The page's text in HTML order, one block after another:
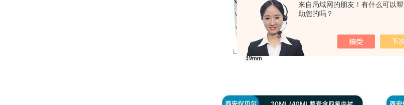
来自局域网的朋友！有什么可以帮
助您的吗？